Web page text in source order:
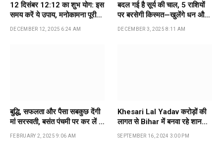
12 दिसंबर 12:12 का शुभ योग: इस
समय करें ये उपाय, मनोकामना पूरी
होने की मान्यता
DECEMBER 12, 2025 6:24 AM
बदल गई है सूर्य की चाल, 5 राशियों
पर बरसेगी किस्मत—खुलेंगे धन और
सफलता के नए दरवाजे
DECEMBER 3, 2025 8:11 AM
बुद्धि, सफलता और पैसा सबकुछ देंगी
मां सरस्‍वती, बसंत पंचमी पर कर लें ये
काम…
FEBRUARY 2, 2025 9:06 AM
Khesari Lal Yadav करोड़ों की
लागत से Bihar में बनवा रहे शानदार
बंगला, अपने पिता को करेंगे गिफ्ट…
SEPTEMBER 16, 2024 3:00 PM